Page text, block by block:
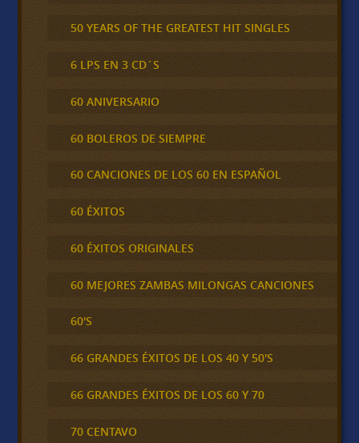
50 YEARS OF THE GREATEST HIT SINGLES
6 LPS EN 3 CD´S
60 ANIVERSARIO
60 BOLEROS DE SIEMPRE
60 CANCIONES DE LOS 60 EN ESPAÑOL
60 ÉXITOS
60 ÉXITOS ORIGINALES
60 MEJORES ZAMBAS MILONGAS CANCIONES
60'S
66 GRANDES ÉXITOS DE LOS 40 Y 50'S
66 GRANDES ÉXITOS DE LOS 60 Y 70
70 CENTAVO